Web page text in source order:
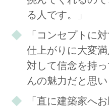
る人です。」
「コンセプトに
仕上がりに大変
対して信念を持
んの魅力だと思い
「直に建築家へ